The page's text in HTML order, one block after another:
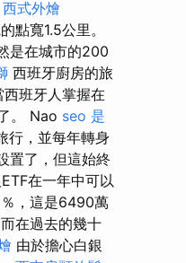
西式外燴
點寬1.5公里。
是在城市的200
西班牙廚房的旅
西班牙人掌握在
。 Nao seo 是
行，並每年轉身
置了，但這始終
在一年中可以
，這是6490萬
在過去的幾十
由於擔心白銀